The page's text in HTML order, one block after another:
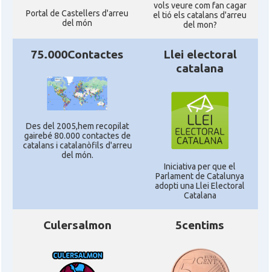
Portal de Castellers d'arreu
del món
vols veure com fan cagar
el tió els catalans d'arreu
del mon?
75.000Contactes
Des del 2005,hem recopilat
gairebé 80.000 contactes de
catalans i catalanòfils d'arreu
del món.
Llei electoral
catalana
Iniciativa per que el
Parlament de Catalunya
adopti una Llei Electoral
Catalana
Culersalmon 5centims